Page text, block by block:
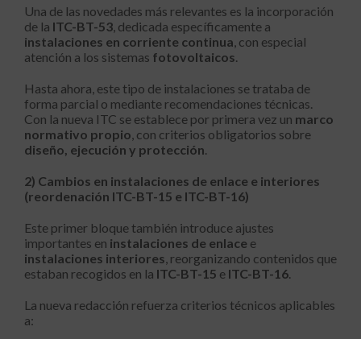
Una de las novedades más relevantes es la incorporación
de la ITC-BT-53, dedicada específicamente a
instalaciones en corriente continua, con especial
atención a los sistemas fotovoltaicos.
Hasta ahora, este tipo de instalaciones se trataba de
forma parcial o mediante recomendaciones técnicas.
Con la nueva ITC se establece por primera vez un marco
normativo propio, con criterios obligatorios sobre
diseño, ejecución y protección.
2) Cambios en instalaciones de enlace e interiores
(reordenación ITC-BT-15 e ITC-BT-16)
Este primer bloque también introduce ajustes
importantes en instalaciones de enlace e
instalaciones interiores, reorganizando contenidos que
estaban recogidos en la ITC-BT-15 e ITC-BT-16.
La nueva redacción refuerza criterios técnicos aplicables
a: